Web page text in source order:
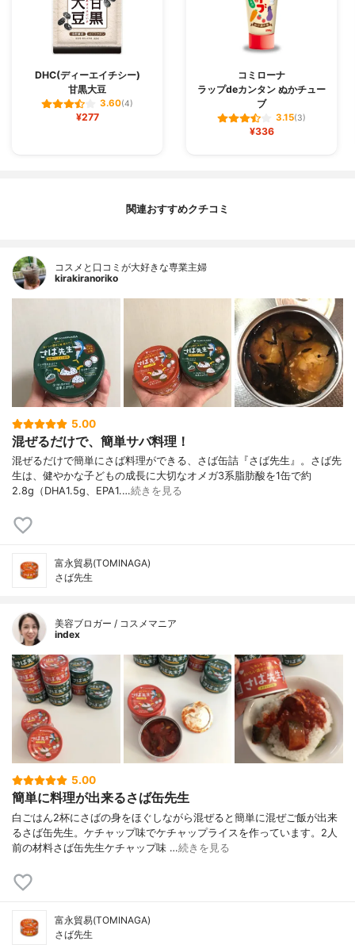
DHC(ディーエイチシー)
甘黒大豆
3.60(4)
¥277
コミローナ
ラップdeカンタン ぬかチュー
ブ
3.15(3)
¥336
関連おすすめクチコミ
コスメと口コミが大好きな専業主婦
kirakiranoriko
5.00
混ぜるだけで、簡単サバ料理！
混ぜるだけで簡単にさば料理ができる、さば缶詰『さば先生』。さば先
生は、健やかな子どもの成長に大切なオメガ3系脂肪酸を1缶で約
2.8g（DHA1.5g、EPA1.…続きを見る
富永貿易(TOMINAGA)
さば先生
美容ブロガー / コスメマニア
index
5.00
簡単に料理が出来るさば缶先生
白ごはん2杯にさばの身をほぐしながら混ぜると簡単に混ぜご飯が出来
るさば缶先生。ケチャップ味でケチャップライスを作っています。2人
前の材料さば缶先生ケチャップ味 …続きを見る
富永貿易(TOMINAGA)
さば先生